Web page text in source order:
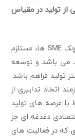
از تولید در مقیاس
قطعاً فعالیت در صنایع بزرگ، متوسط و کوچک SME ها، مستلزم
می باشد و توسعه
تولید فراهم باشد.
اتخاذ تدابیری از
عرصه های تولید
دغدغه ای جز
که در فعالیت های